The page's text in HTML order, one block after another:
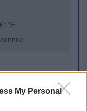
My Personal
sur la fontaine